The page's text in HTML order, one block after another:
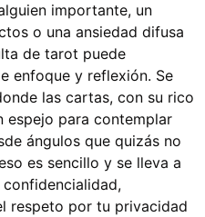
importante, un
o una ansiedad difusa
de tarot puede
enfoque y reflexión. Se
las cartas, con su rico
espejo para contemplar
ángulos que quizás no
es sencillo y se lleva a
respeto por tu privacidad